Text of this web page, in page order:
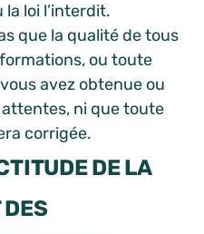
loi l’interdit.
que la qualité de tous
ou toute
avez obtenue ou
ni que toute
corrigée.
DE LA
DES